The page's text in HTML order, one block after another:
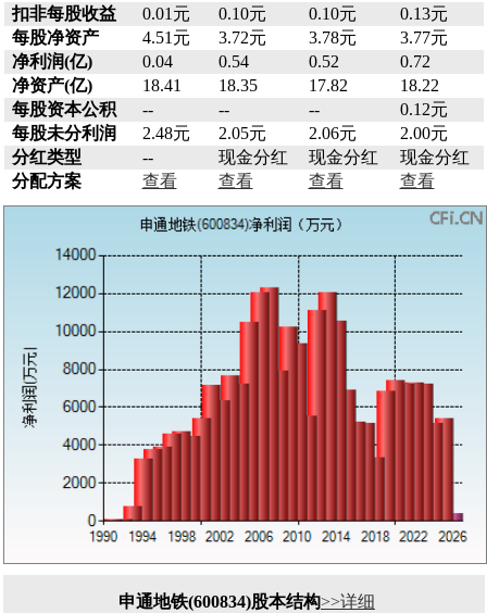
扣非每股收益
0.01元 0.10元 0.10元
0.13元
每股净资产
4.51元 3.72元 3.78元
3.77元
净利润(亿)
0.04 0.54 0.52
0.72
净资产(亿)
18.41 18.35 17.82
18.22
每股资本公积
-- -- --
0.12元
每股未分利润
2.48元 2.05元 2.06元
2.00元
分红类型
-- 现金分红 现金分红
现金分红
分配方案
查看 查看 查看 查看
申通地铁(600834)股本结构>>详细